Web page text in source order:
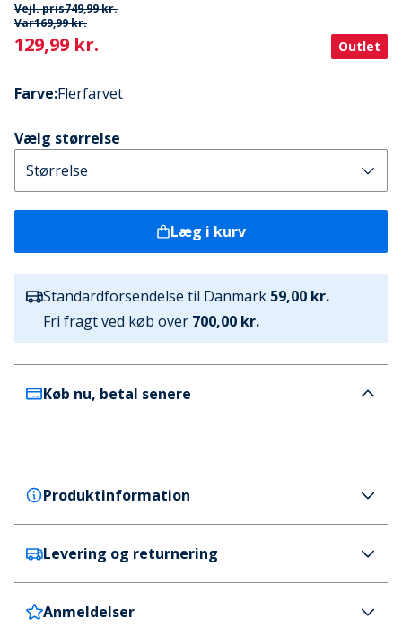
Vejl. pris749,99 kr.
Var169,99 kr.
Current
129,99 kr. Outlet
Farve:Flerfarvet
Vælg størrelse
Læg i kurv
Standardforsendelse til Danmark 59,00 kr.
Fri fragt ved køb over 700,00 kr.
Køb nu, betal senere
Produktinformation
Vans
Vans Skate Mixxa Træningssko Hvid/Multi
Farve
Flerfarvet
Levering og returnering
Danmark
59 kr. (700 kr.+ GRATIS)
Anmeldelser